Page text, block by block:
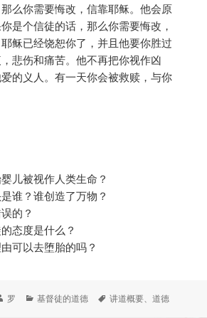
么你需要悔改，信靠耶稣。他会原
是个信徒的话，那么你需要悔改，
稣已经饶恕你了，并且他要你胜过
悲伤和痛苦。他不再把你视作凶
的义人。有一天你会被救赎，与你
儿被视作人类生命？
谁？谁创造了万物？
的？
态度是什么？
可以去堕胎的吗？
作
罗
分
基督徒的道德
标
讲道概要、道德